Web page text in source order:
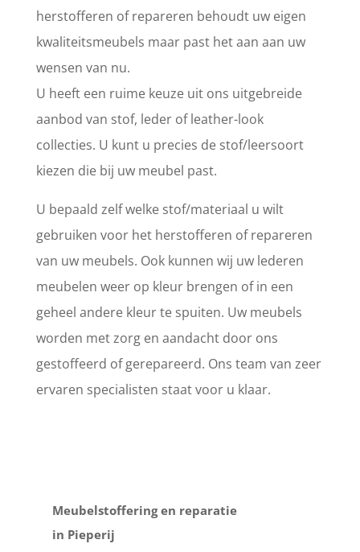
herstofferen of repareren behoudt uw eigen
kwaliteitsmeubels maar past het aan aan uw
wensen van nu.
U heeft een ruime keuze uit ons uitgebreide
aanbod van stof, leder of leather-look
collecties. U kunt u precies de stof/leersoort
kiezen die bij uw meubel past.
U bepaald zelf welke stof/materiaal u wilt
gebruiken voor het herstofferen of repareren
van uw meubels. Ook kunnen wij uw lederen
meubelen weer op kleur brengen of in een
geheel andere kleur te spuiten. Uw meubels
worden met zorg en aandacht door ons
gestoffeerd of gerepareerd. Ons team van zeer
ervaren specialisten staat voor u klaar.
Meubelstoffering en reparatie
in Pieperij